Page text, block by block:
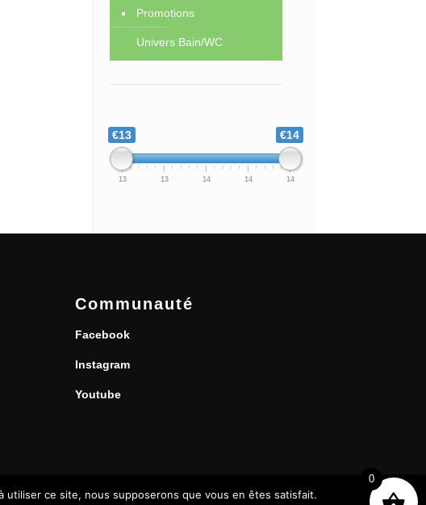
Promotions
Univers Bain/WC
€13 €14
13 13 14 14 14
Communauté
Facebook
Instagram
Youtube
0
ce site, nous supposerons que vous en êtes satisfait.